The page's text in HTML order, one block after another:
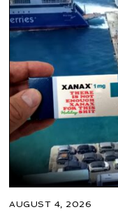
AUGUST 4, 2026